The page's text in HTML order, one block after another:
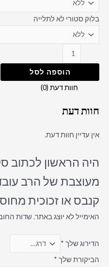
בלוק סטורי לא לתלייה
הוספה לסל
חוות דעת (0)
חוות דעת
אין עדיין חוות דעת.
מעוצבת של הרב
קנבס או זכוכית
האימייל לא יוצג באתר.שדות
הדירוג שלך *
הביקורת שלך *